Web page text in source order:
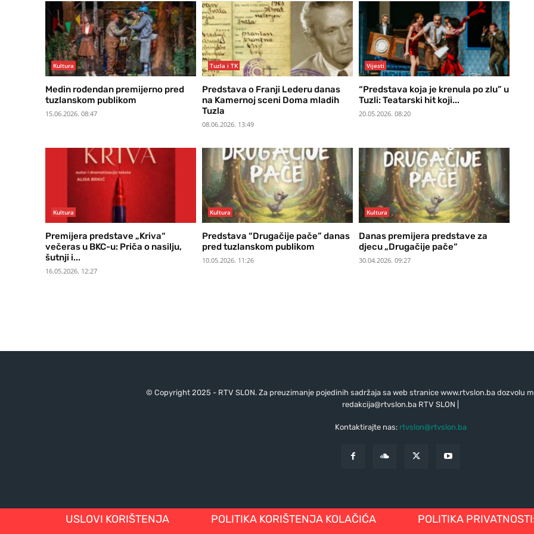
Kultura
Medin rođendan premijerno pred
tuzlanskom publikom
15.06.2026. 08:47
Tuzla i TK
Predstava o Franji Lederu danas
na Kamernoj sceni Doma mladih
Tuzla
08.06.2026. 13:49
Vijesti
“Predstava koja je krenula po zlu” u
Tuzli: Teatarski hit koji...
20.05.2026. 08:20
Kultura
Premijera predstave „Kriva“
večeras u BKC-u: Priča o nasilju,
šutnji i...
16.05.2026. 12:27
Kultura
Predstava “Drugačije pače” danas
pred tuzlanskom publikom
10.05.2026. 11:26
Kultura
Danas premijera predstave za
djecu „Drugačije pače“
30.04.2026. 09:27
© Copyright 2025 - RTV SLON. Za preuzimanje pojedinih sadržaja sa web stranice www.rtvslon.ba dozvolu
redakcija@rtvslon.baRTV SLON |
Kontaktirajte nas: rtvslon@rtvslon.ba
USLOVI KORIŠTENJA POLITIKA KORIŠTENJA KOLAČIĆA POLITIKA